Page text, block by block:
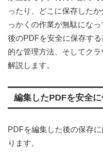
ったり、どこに保存した
っかくの作業が無駄にな
後のPDFを安全に保存す
的な管理方法、そしてク
解説します。
編集したPDFを安全
PDFを編集した後の保存
ります。